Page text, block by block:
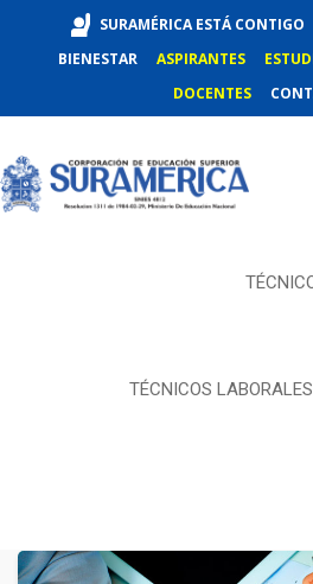
SURAMÉRICA ESTÁ CONTIGO
BIENESTAR
ASPIRANTES
DOCENTES
TÉCNICOS LABORALES